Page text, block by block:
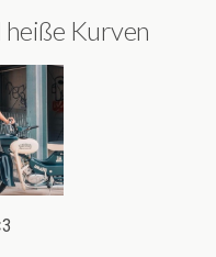
Kurven